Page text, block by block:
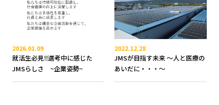
2026.01.09
就活生必見‼選考中に感じた
JMSらしさ ~企業姿勢~
2022.12.28
JMSが目指す未来 ～人と医療の
あいだに・・・～